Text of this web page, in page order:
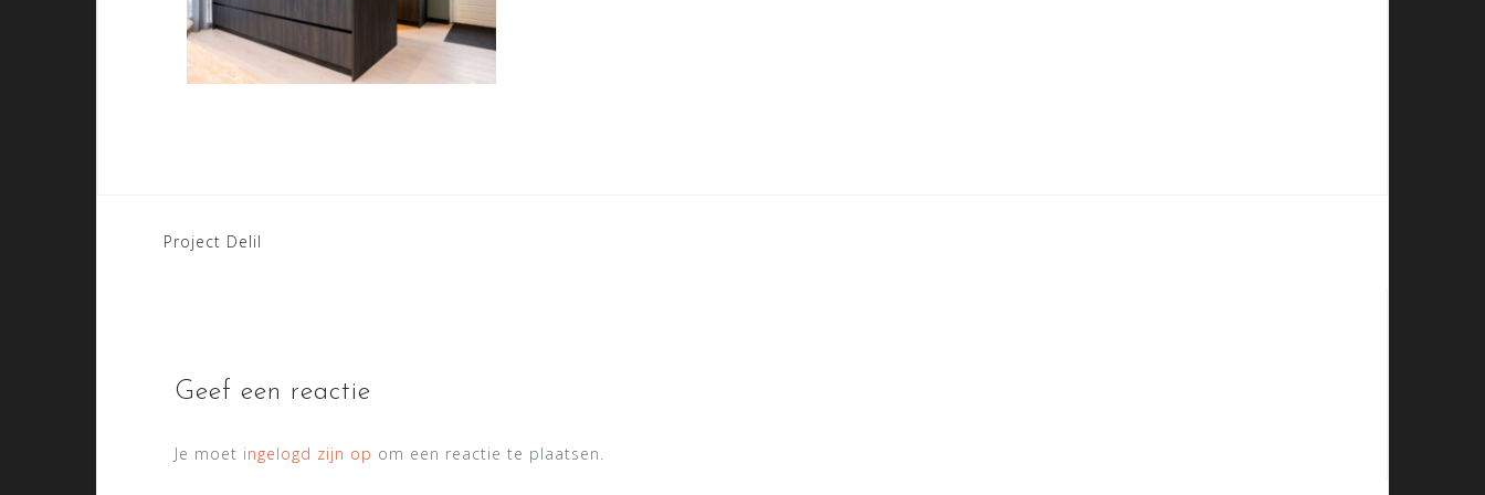
Bericht
Project Delil
Geef een reactie
Je moet ingelogd zijn op om een reactie te plaatsen.